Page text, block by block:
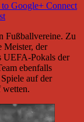
Google+ Connect
Fußballvereine. Zu
Meister, der
UEFA-Pokals der
ebenfalls
auf der